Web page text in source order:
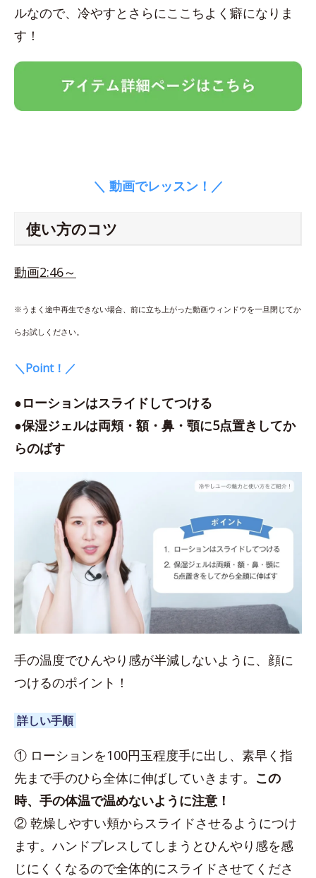
ルなので、冷やすとさらにここちよく癖になりま
す！
＼ 動画でレッスン！／
使い方のコツ
動画2:46～
※うまく途中再生できない場合、前に立ち上がった動画ウィンドウを一旦閉じてか
らお試しください。
＼Point！／
●ローションはスライドしてつける
●保湿ジェルは両頬・額・鼻・顎に5点置きしてか
らのばす
手の温度でひんやり感が半減しないように、顔に
つけるのポイント！
詳しい手順
① ローションを100円玉程度手に出し、素早く指
先まで手のひら全体に伸ばしていきます。 この
時、手の体温で温めないように注意！
② 乾燥しやすい頬からスライドさせるようにつけ
ます。ハンドプレスしてしまうとひんやり感を感
じにくくなるので全体的にスライドさせてくださ